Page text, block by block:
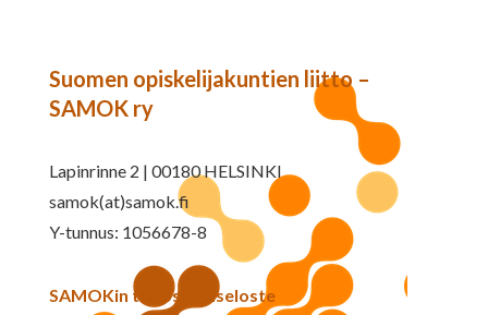
Suomen opiskelijakuntien liitto –
SAMOK ry
Lapinrinne 2 | 00180 HELSINKI
samok(at)samok.fi
Y-tunnus: 1056678-8
SAMOKin tietosuojaseloste